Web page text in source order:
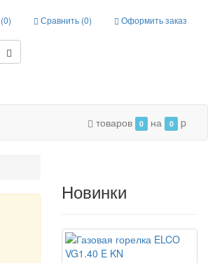
0) Сравнить (0) Оформить заказ
товаров 0 на 0 p
Новинки